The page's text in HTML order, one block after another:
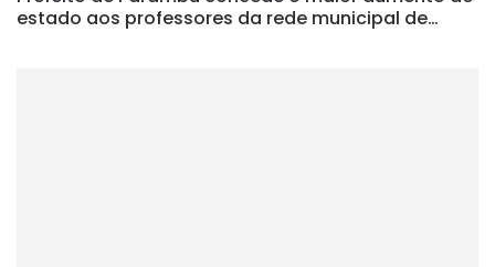
estado aos professores da rede municipal de